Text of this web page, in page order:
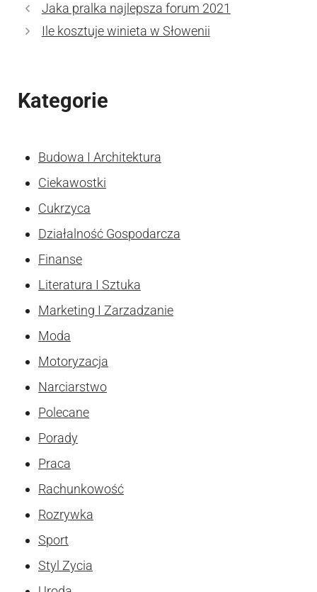
Jaka pralka najlepsza forum 2021
Ile kosztuje winieta w Słowenii
Kategorie
Budowa I Architektura
Ciekawostki
Cukrzyca
Działalność Gospodarcza
Finanse
Literatura I Sztuka
Marketing I Zarzadzanie
Moda
Motoryzacja
Narciarstwo
Polecane
Porady
Praca
Rachunkowość
Rozrywka
Sport
Styl Zycia